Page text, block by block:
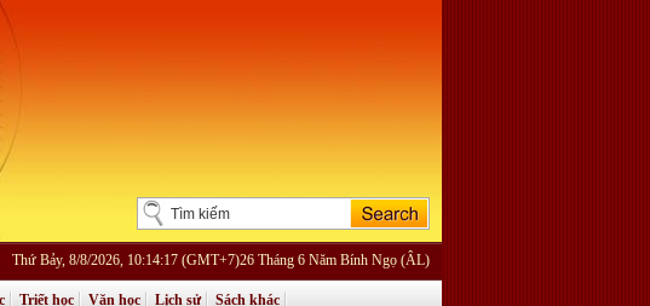
Thứ Bảy, 8/8/2026, 10:14:17 (GMT+7)26 Tháng 6 Năm Bính Ngọ (ÂL)
Triết học Văn học Lịch sử Sách khác